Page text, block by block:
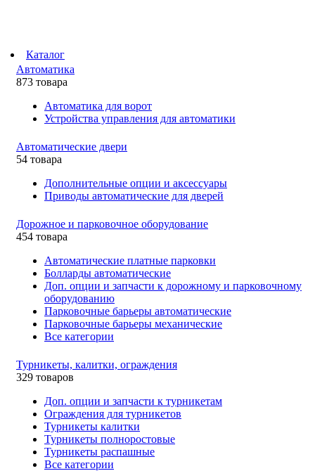
Каталог
Автоматика
873 товара
Автоматика для ворот
Устройства управления для автоматики
Автоматические двери
54 товара
Дополнительные опции и аксессуары
Приводы автоматические для дверей
Дорожное и парковочное оборудование
454 товара
Автоматические платные парковки
Болларды автоматические
Доп. опции и запчасти к дорожному и парковочному
оборудованию
Парковочные барьеры автоматические
Парковочные барьеры механические
Все категории
Турникеты, калитки, ограждения
329 товаров
Доп. опции и запчасти к турникетам
Ограждения для турникетов
Турникеты калитки
Турникеты полноростовые
Турникеты распашные
Все категории